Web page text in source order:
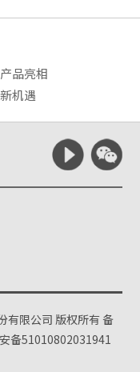
品亮相
机遇
有限公司 版权所有备
备51010802031941